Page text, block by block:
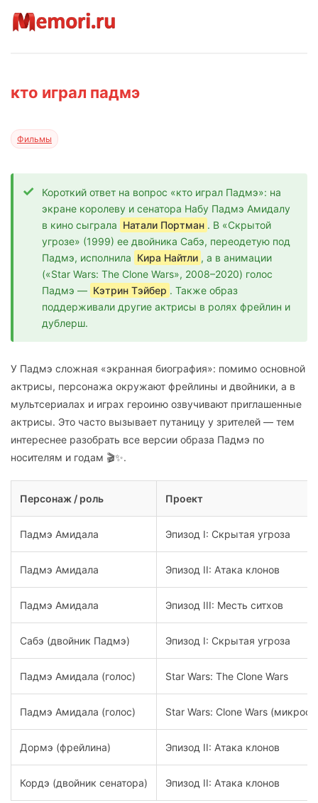
кто играл падмэ
Фильмы
Короткий ответ на вопрос «кто играл Падмэ»: на
экране королеву и сенатора Набу Падмэ Амидалу
в кино сыграла Натали Портман . В «Скрытой
угрозе» (1999) ее двойника Сабэ, переодетую под
Падмэ, исполнила Кира Найтли , а в анимации
(«Star Wars: The Clone Wars», 2008–2020) голос
Падмэ — Кэтрин Тэйбер . Также образ
поддерживали другие актрисы в ролях фрейлин и
дублерш.
У Падмэ сложная «экранная биография»: помимо основной
актрисы, персонажа окружают фрейлины и двойники, а в
мультсериалах и играх героиню озвучивают приглашенные
актрисы. Это часто вызывает путаницу у зрителей — тем
интереснее разобрать все версии образа Падмэ по
носителям и годам 🎬✨.
Персонаж / роль Проект
Падмэ Амидала Эпизод I: Скрытая угроза
Падмэ Амидала Эпизод II: Атака клонов
Падмэ Амидала Эпизод III: Месть ситхов
Сабэ (двойник Падмэ) Эпизод I: Скрытая угроза
Падмэ Амидала (голос) Star Wars: The Clone Wars
Падмэ Амидала (голос) Star Wars: Clone Wars
Дормэ (фрейлина) Эпизод II: Атака клонов
Кордэ (двойник сенатора) Эпизод II: Атака клонов